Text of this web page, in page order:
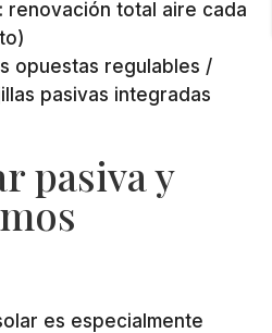
renovación total aire cada
opuestas regulables /
pasivas integradas
pasiva y
es especialmente